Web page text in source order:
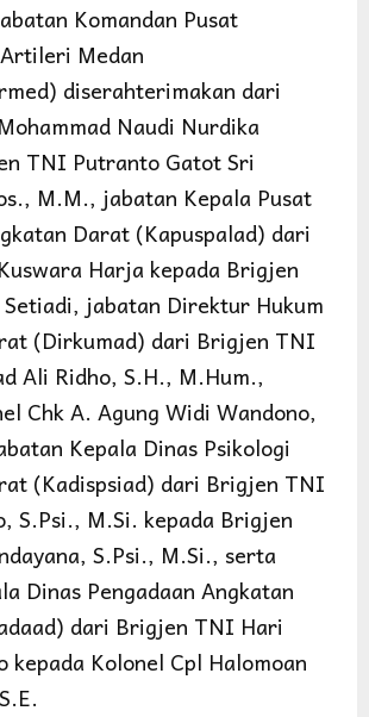
Komandan Pusat
Medan
diserahterimakan dari
Naudi Nurdika
TNI Putranto Gatot Sri
M.M., jabatan Kepala Pusat
Darat (Kapuspalad) dari
Harja kepada Brigjen
jabatan Direktur Hukum
(Dirkumad) dari Brigjen TNI
Ali Ridho, S.H., M.Hum.,
Chk A. Agung Widi Wandono,
Kepala Dinas Psikologi
(Kadispsiad) dari Brigjen TNI
S.Psi., M.Si. kepada Brigjen
S.Psi., M.Si., serta
Dinas Pengadaan Angkatan
dari Brigjen TNI Hari
kepada Kolonel Cpl Halomoan